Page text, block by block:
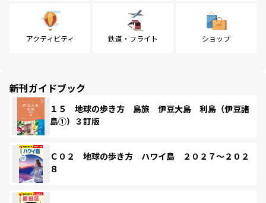
アクティビティ 鉄道・フライト ショップ
新刊ガイドブック
１５ 地球の歩き方 島旅 伊豆大島 利島（伊豆諸
島①）３訂版
Ｃ０２ 地球の歩き方 ハワイ島 ２０２７～２０２
８